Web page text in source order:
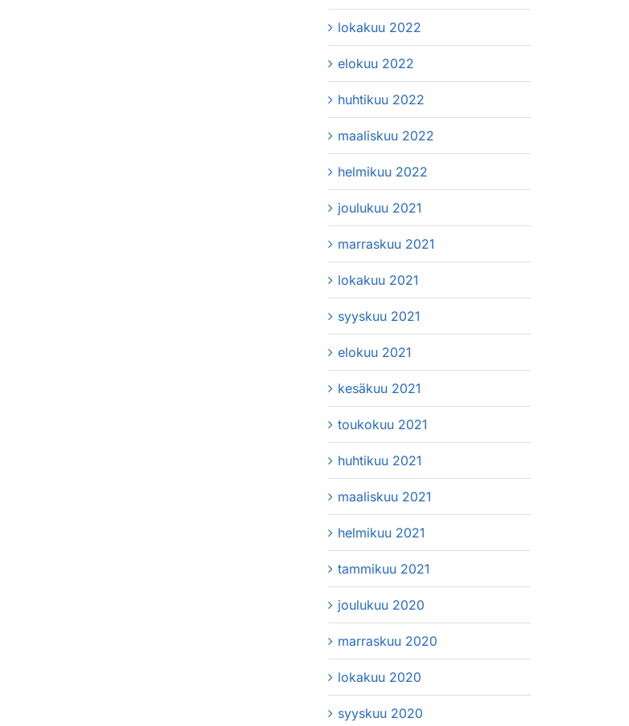
lokakuu 2022
elokuu 2022
huhtikuu 2022
maaliskuu 2022
helmikuu 2022
joulukuu 2021
marraskuu 2021
lokakuu 2021
syyskuu 2021
elokuu 2021
kesäkuu 2021
toukokuu 2021
huhtikuu 2021
maaliskuu 2021
helmikuu 2021
tammikuu 2021
joulukuu 2020
marraskuu 2020
lokakuu 2020
syyskuu 2020